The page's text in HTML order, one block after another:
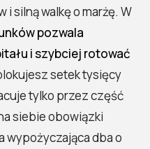
silną walkę o marżę. W
pozwala
i szybciej rotować
setek tysięcy
tylko przez część
siebie obowiązki
wypożyczająca dba o